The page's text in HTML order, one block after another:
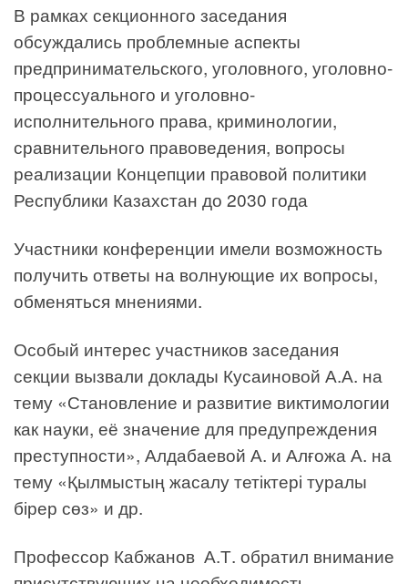
В рамках секционного заседания
обсуждались проблемные аспекты
предпринимательского, уголовного, уголовно-
процессуального и уголовно-
исполнительного права, криминологии,
сравнительного правоведения, вопросы
реализации Концепции правовой политики
Республики Казахстан до 2030 года
Участники конференции имели возможность
получить ответы на волнующие их вопросы,
обменяться мнениями.
Особый интерес участников заседания
секции вызвали доклады Кусаиновой А.А. на
тему «Становление и развитие виктимологии
как науки, её значение для предупреждения
преступности», Алдабаевой А. и Алғожа А. на
тему «Қылмыстың жасалу тетіктері туралы
бірер сөз» и др.
Профессор Кабжанов А.Т. обратил внимание